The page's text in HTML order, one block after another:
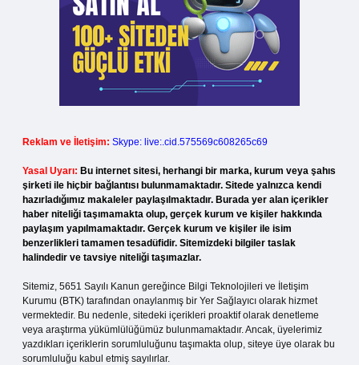
Reklam ve İletişim: Skype: live:.cid.575569c608265c69
Yasal Uyarı: Bu internet sitesi, herhangi bir marka, kurum veya şahıs
şirketi ile hiçbir bağlantısı bulunmamaktadır. Sitede yalnızca kendi
hazırladığımız makaleler paylaşılmaktadır. Burada yer alan içerikler
haber niteliği taşımamakta olup, gerçek kurum ve kişiler hakkında
paylaşım yapılmamaktadır. Gerçek kurum ve kişiler ile isim
benzerlikleri tamamen tesadüfidir. Sitemizdeki bilgiler taslak
halindedir ve tavsiye niteliği taşımazlar.
Sitemiz, 5651 Sayılı Kanun gereğince Bilgi Teknolojileri ve İletişim
Kurumu (BTK) tarafından onaylanmış bir Yer Sağlayıcı olarak hizmet
vermektedir. Bu nedenle, sitedeki içerikleri proaktif olarak denetleme
veya araştırma yükümlülüğümüz bulunmamaktadır. Ancak, üyelerimiz
yazdıkları içeriklerin sorumluluğunu taşımakta olup, siteye üye olarak bu
sorumluluğu kabul etmiş sayılırlar.